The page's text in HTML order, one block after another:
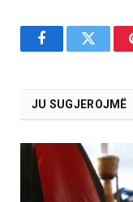
FacebookTwitter
JU SUGJEROJMË